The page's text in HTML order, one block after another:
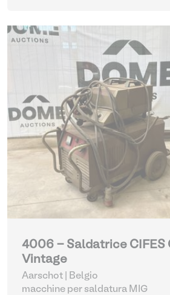
4006 - Saldatrice CIFES
Vintage
Aarschot | Belgio
macchine per saldatura MIG